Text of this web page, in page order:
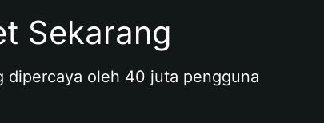
Sekarang
dipercaya oleh 40 juta pengguna